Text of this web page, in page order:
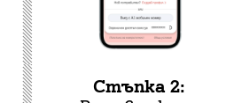
Стъпка 2: